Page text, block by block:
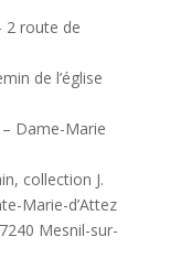
2 route de
de l’église
Dame-Marie
collection J.
Marie-d’Attez
Mesnil-sur-